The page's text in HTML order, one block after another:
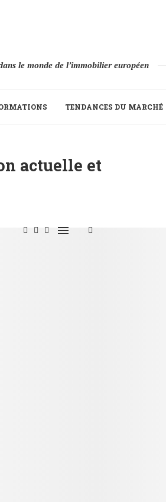
le monde de l’immobilier européen
TENDANCES DU MARCHÉ
actuelle et